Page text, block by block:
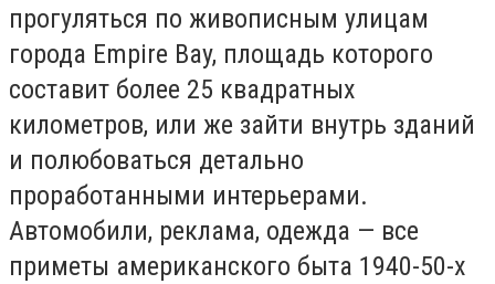
прогуляться по живописным улицам
города Empire Bay, площадь которого
составит более 25 квадратных
километров, или же зайти внутрь зданий
и полюбоваться детально
проработанными интерьерами.
Автомобили, реклама, одежда — все
приметы американского быта 1940-50-х